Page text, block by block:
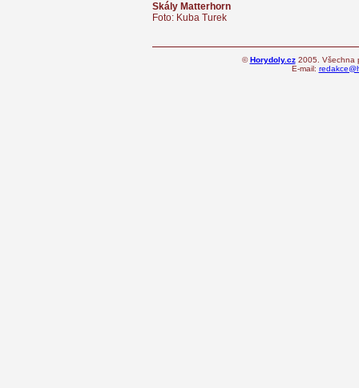
Skály Matterhorn
Foto: Kuba Turek
©Horydoly.cz2005. Všechna
E-mail: